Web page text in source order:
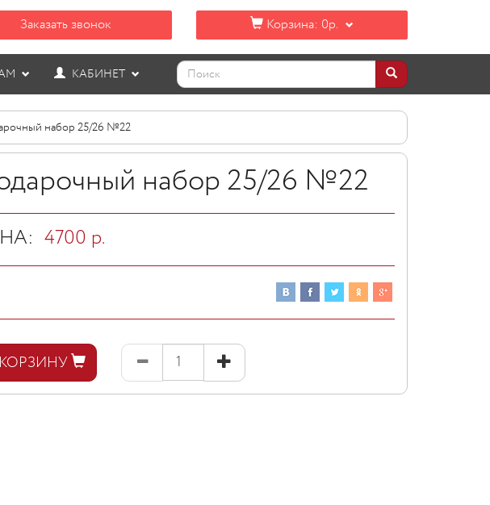
Заказать звонок Корзина: 0р.
КАБИНЕТ
набор 25/26 №22
набор 25/26 №22
4700 р.